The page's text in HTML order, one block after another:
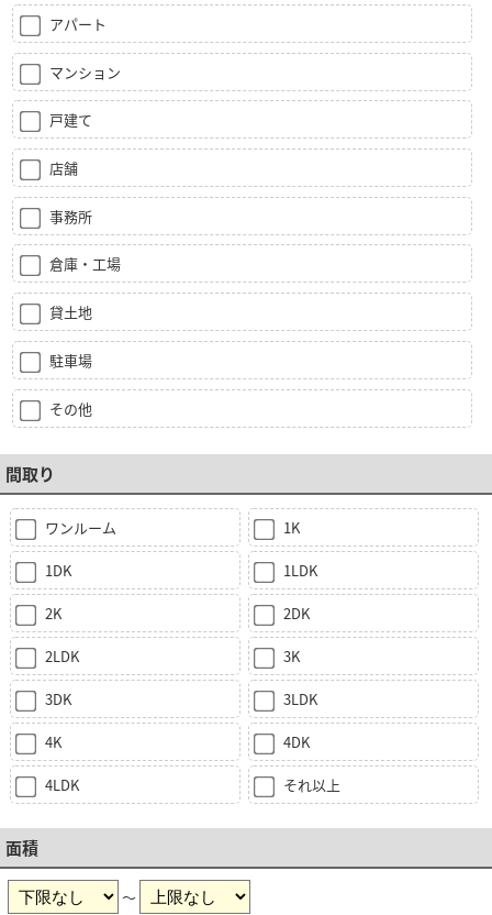
アパート
マンション
戸建て
店舗
事務所
倉庫・工場
貸土地
駐車場
その他
間取り
ワンルーム 1K
1DK 1LDK
2K 2DK
2LDK 3K
3DK 3LDK
4K 4DK
4LDK それ以上
面積
～